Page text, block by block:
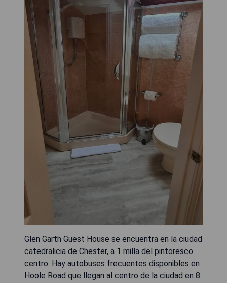
Glen Garth Guest House se encuentra en la ciudad
catedralicia de Chester, a 1 milla del pintoresco
centro. Hay autobuses frecuentes disponibles en
Hoole Road que llegan al centro de la ciudad en 8